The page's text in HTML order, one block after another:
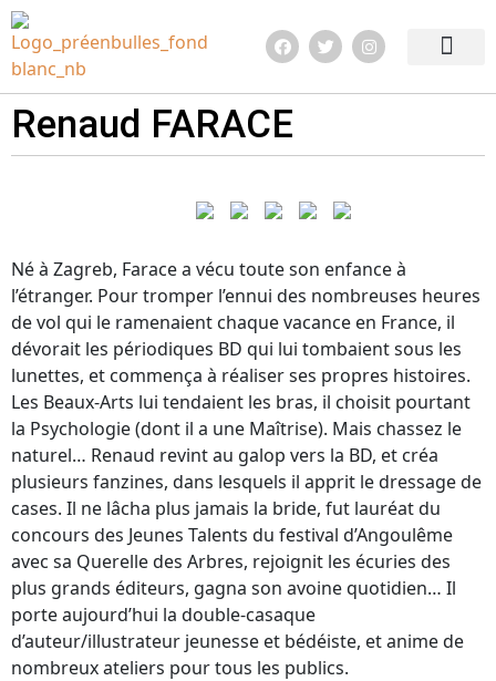
Renaud FARACE
Né à Zagreb, Farace a vécu toute son enfance à
l’étranger. Pour tromper l’ennui des nombreuses heures
de vol qui le ramenaient chaque vacance en France, il
dévorait les périodiques BD qui lui tombaient sous les
lunettes, et commença à réaliser ses propres histoires.
Les Beaux-Arts lui tendaient les bras, il choisit pourtant
la Psychologie (dont il a une Maîtrise). Mais chassez le
naturel… Renaud revint au galop vers la BD, et créa
plusieurs fanzines, dans lesquels il apprit le dressage de
cases. Il ne lâcha plus jamais la bride, fut lauréat du
concours des Jeunes Talents du festival d’Angoulême
avec sa Querelle des Arbres, rejoignit les écuries des
plus grands éditeurs, gagna son avoine quotidien… Il
porte aujourd’hui la double-casaque
d’auteur/illustrateur jeunesse et bédéiste, et anime de
nombreux ateliers pour tous les publics.